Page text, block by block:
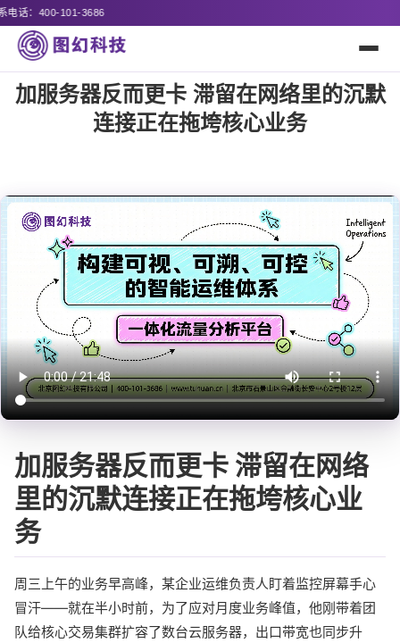
加服务器反而更卡 滞留在网络里的沉默
连接正在拖垮核心业务
加服务器反而更卡 滞留在网络
里的沉默连接正在拖垮核心业
务
周三上午的业务早高峰，某企业运维负责人盯着监控屏幕手心
冒汗——就在半小时前，为了应对月度业务峰值，他刚带着团
队给核心交易集群扩容了数台云服务器，出口带宽也同步升